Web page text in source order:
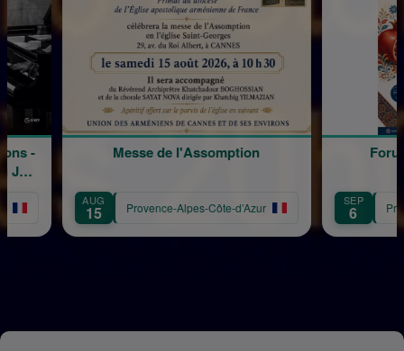
l'Assomption
Alpes-Côte-d’Azur
Forum des Associations
6 Provence-Alpes-Côte-d’Azur